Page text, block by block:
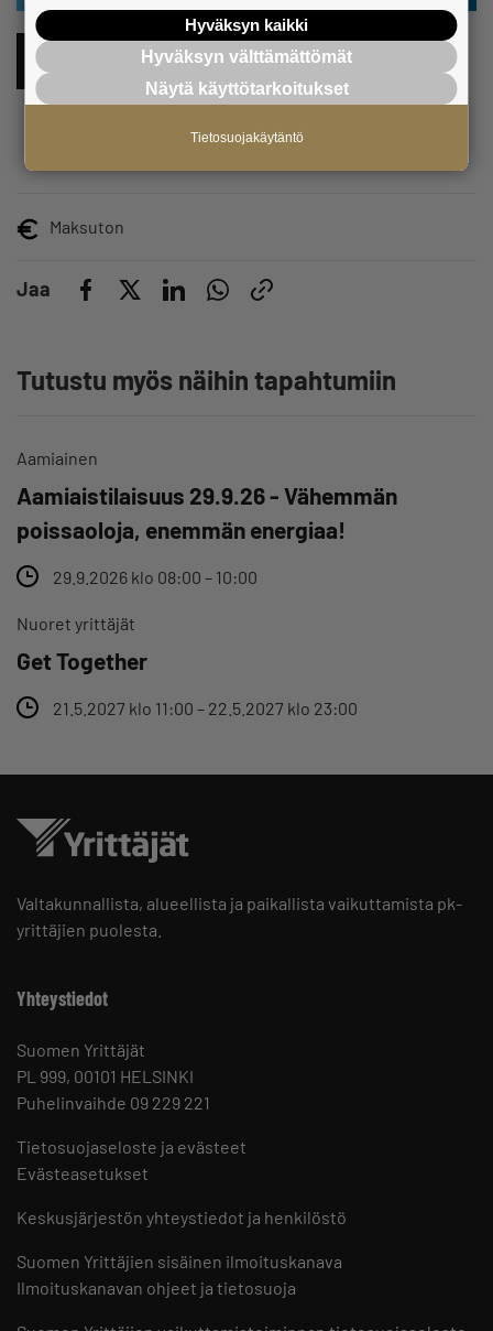
LISÄÄ KALENTERIIN
Maksuton
Jaa
Tutustu myös näihin tapahtumiin
Aamiainen
Aamiaistilaisuus 29.9.26 - Vähemmän
poissaoloja, enemmän energiaa!
29.9.2026 klo 08:00 – 10:00
Nuoret yrittäjät
Get Together
21.5.2027 klo 11:00 – 22.5.2027 klo 23:00
Valtakunnallista, alueellista ja paikallista vaikuttamista pk-
yrittäjien puolesta.
Yhteystiedot
Suomen Yrittäjät
PL 999, 00101 HELSINKI
Puhelinvaihde 09 229 221
Tietosuojaseloste ja evästeet
Evästeasetukset
Keskusjärjestön yhteystiedot ja henkilöstö
Suomen Yrittäjien sisäinen ilmoituskanava
Ilmoituskanavan ohjeet ja tietosuoja
Hyväksyn kaikki
Hyväksyn välttämättömät
Näytä käyttötarkoitukset
Tietosuojakäytäntö